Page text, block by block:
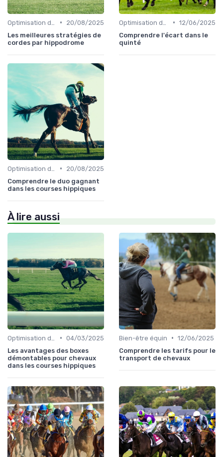
•
20/08/2025
Les meilleures stratégies de
cordes par hippodrome
• 12/06/2025
Comprendre l'écart dans le
quinté
•
20/08/2025
Comprendre le duo gagnant
dans les courses hippiques
À lire aussi
• 04/03/2025
Les avantages des boxes
démontables pour chevaux
dans les courses hippiques
Bien-être équin • 12/06/2025
Comprendre les tarifs pour le
transport de chevaux